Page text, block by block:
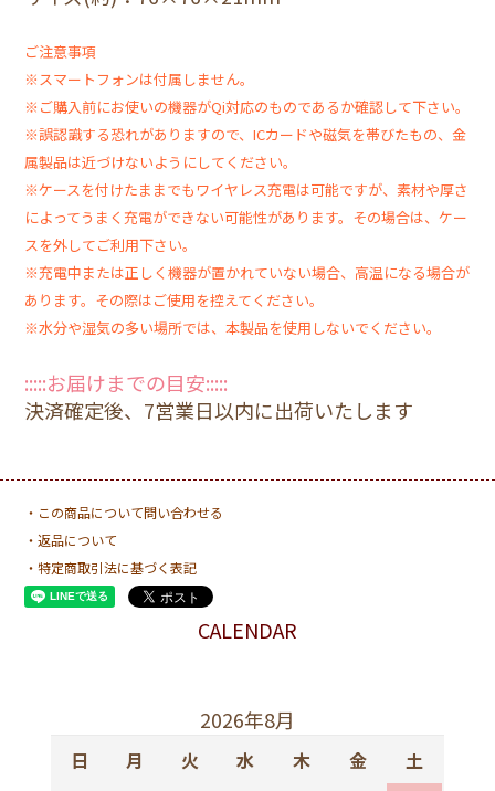
ご注意事項
※スマートフォンは付属しません。
※ご購入前にお使いの機器がQi対応のものであるか確認して下さい。
※誤認識する恐れがありますので、ICカードや磁気を帯びたもの、金
属製品は近づけないようにしてください。
※ケースを付けたままでもワイヤレス充電は可能ですが、素材や厚さ
によってうまく充電ができない可能性があります。その場合は、ケー
スを外してご利用下さい。
※充電中または正しく機器が置かれていない場合、高温になる場合が
あります。その際はご使用を控えてください。
※水分や湿気の多い場所では、本製品を使用しないでください。
:::::お届けまでの目安:::::
決済確定後、7営業日以内に出荷いたします
・この商品について問い合わせる
・返品について
・特定商取引法に基づく表記
CALENDAR
2026年8月
日 月 火 水 木 金
土